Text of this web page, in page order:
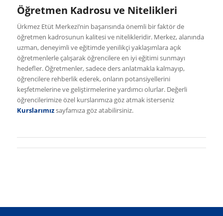
Öğretmen Kadrosu ve Nitelikleri
Ürkmez Etüt Merkezi’nin başarısında önemli bir faktör de
öğretmen kadrosunun kalitesi ve nitelikleridir. Merkez, alanında
uzman, deneyimli ve eğitimde yenilikçi yaklaşımlara açık
öğretmenlerle çalışarak öğrencilere en iyi eğitimi sunmayı
hedefler. Öğretmenler, sadece ders anlatmakla kalmayıp,
öğrencilere rehberlik ederek, onların potansiyellerini
keşfetmelerine ve geliştirmelerine yardımcı olurlar. Değerli
öğrencilerimize özel kurslarımıza göz atmak isterseniz
Kurslarımızsayfamıza göz atabilirsiniz.